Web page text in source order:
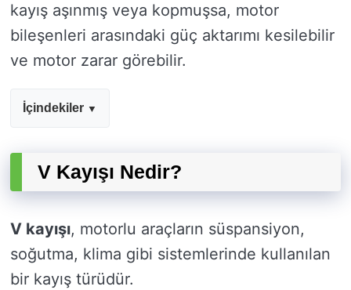
kayış aşınmış veya kopmuşsa, motor
bileşenleri arasındaki güç aktarımı kesilebilir
ve motor zarar görebilir.
İçindekiler
V Kayışı Nedir?
V kayışı, motorlu araçların süspansiyon,
soğutma, klima gibi sistemlerinde kullanılan
bir kayış türüdür.